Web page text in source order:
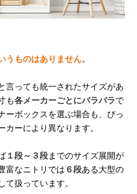
うものはありません。
言っても統一されたサイズがあ
も各メーカーごとにバラバラで
ーボックスを選ぶ場合も、ぴっ
ーにより異なります。
１段～３段までのサイズ展開が
富なニトリでは ６段ある大型の
て扱っています。